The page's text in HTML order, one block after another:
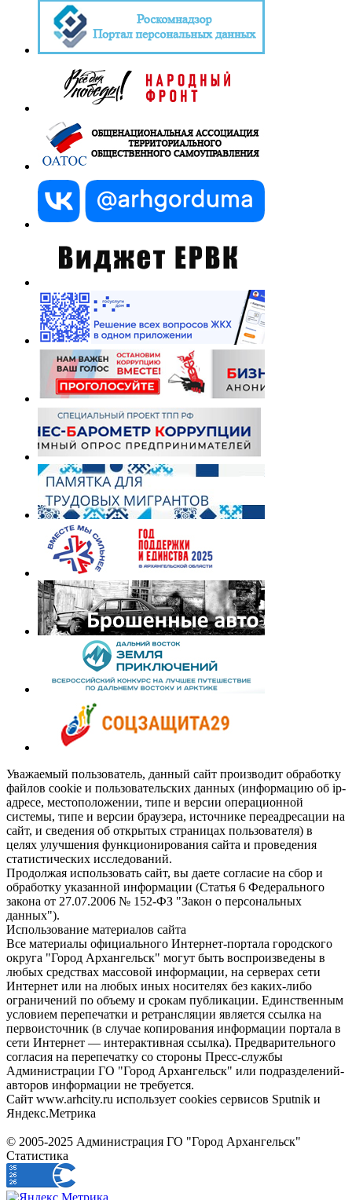
Уважаемый пользователь, данный сайт производит обработку
файлов cookie и пользовательских данных (информацию об ip-
адресе, местоположении, типе и версии операционной
системы, типе и версии браузера, источнике переадресации на
сайт, и сведения об открытых страницах пользователя) в
целях улучшения функционирования сайта и проведения
статистических исследований.
Продолжая использовать сайт, вы даете согласие на сбор и
обработку указанной информации (Статья 6 Федерального
закона от 27.07.2006 № 152-ФЗ "Закон о персональных
данных").
Использование материалов сайта
Все материалы официального Интернет-портала городского
округа "Город Архангельск" могут быть воспроизведены в
любых средствах массовой информации, на серверах сети
Интернет или на любых иных носителях без каких-либо
ограничений по объему и срокам публикации. Единственным
условием перепечатки и ретрансляции является ссылка на
первоисточник (в случае копирования информации портала в
сети Интернет — интерактивная ссылка). Предварительного
согласия на перепечатку со стороны Пресс-службы
Администрации ГО "Город Архангельск" или подразделений-
авторов информации не требуется.
Сайт www.arhcity.ru использует cookies сервисов Sputnik и
Яндекс.Метрика
© 2005-2025 Администрация ГО "Город Архангельск"
Статистика